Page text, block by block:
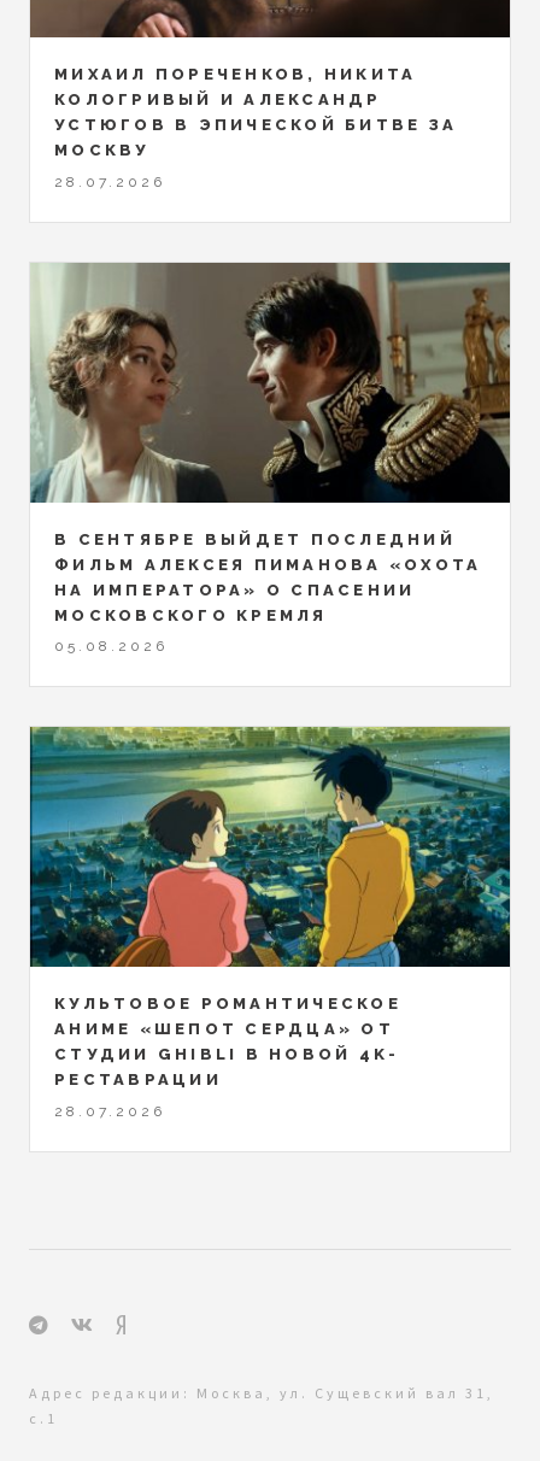
МИХАИЛ ПОРЕЧЕНКОВ, НИКИТА
КОЛОГРИВЫЙ И АЛЕКСАНДР
УСТЮГОВ В ЭПИЧЕСКОЙ БИТВЕ ЗА
МОСКВУ
28.07.2026
В СЕНТЯБРЕ ВЫЙДЕТ ПОСЛЕДНИЙ
ФИЛЬМ АЛЕКСЕЯ ПИМАНОВА «ОХОТА
НА ИМПЕРАТОРА» О СПАСЕНИИ
МОСКОВСКОГО КРЕМЛЯ
05.08.2026
КУЛЬТОВОЕ РОМАНТИЧЕСКОЕ
АНИМЕ «ШЕПОТ СЕРДЦА» ОТ
СТУДИИ GHIBLI В НОВОЙ 4K-
РЕСТАВРАЦИИ
28.07.2026
Адрес редакции: Москва, ул. Сущевский вал 31,
с.1